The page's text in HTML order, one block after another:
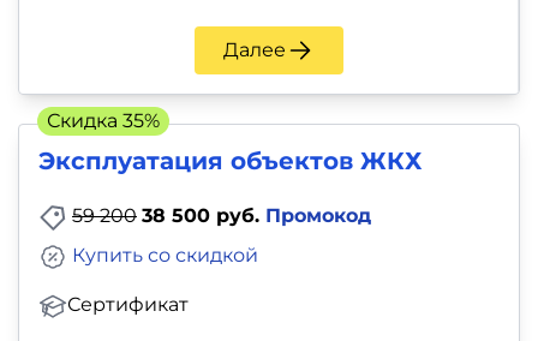
Далее
Эксплуатация объектов ЖКХ
59 200 38 500 руб. Промокод
Сертификат
Купить со скидкой
Скидка 35%